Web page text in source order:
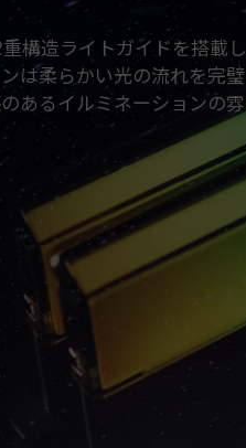
て
ご
オ
ド
合
構造ライトガイドを搭載
は柔らかい光の流れを完
あるイルミネーションの